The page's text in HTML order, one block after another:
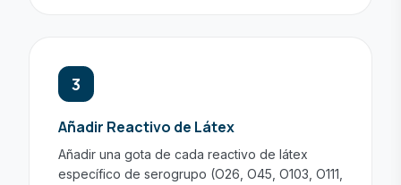
3
Añadir Reactivo de Látex
Añadir una gota de cada reactivo de látex
específico de serogrupo (O26, O45, O103, O111,